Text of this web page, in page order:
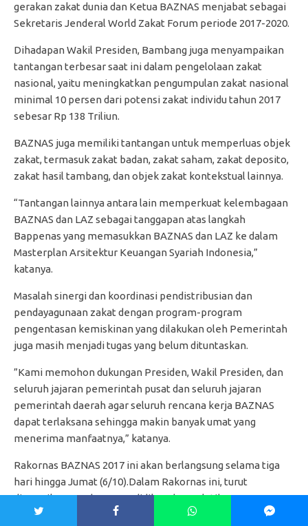
gerakan zakat dunia dan Ketua BAZNAS menjabat sebagai
Sekretaris Jenderal World Zakat Forum periode 2017-2020.
Dihadapan Wakil Presiden, Bambang juga menyampaikan
tantangan terbesar saat ini dalam pengelolaan zakat
nasional, yaitu meningkatkan pengumpulan zakat nasional
minimal 10 persen dari potensi zakat individu tahun 2017
sebesar Rp 138 Triliun.
BAZNAS juga memiliki tantangan untuk memperluas objek
zakat, termasuk zakat badan, zakat saham, zakat deposito,
zakat hasil tambang, dan objek zakat kontekstual lainnya.
“Tantangan lainnya antara lain memperkuat kelembagaan
BAZNAS dan LAZ sebagai tanggapan atas langkah
Bappenas yang memasukkan BAZNAS dan LAZ ke dalam
Masterplan Arsitektur Keuangan Syariah Indonesia,”
katanya.
Masalah sinergi dan koordinasi pendistribusian dan
pendayagunaan zakat dengan program-program
pengentasan kemiskinan yang dilakukan oleh Pemerintah
juga masih menjadi tugas yang belum dituntaskan.
”Kami memohon dukungan Presiden, Wakil Presiden, dan
seluruh jajaran pemerintah pusat dan seluruh jajaran
pemerintah daerah agar seluruh rencana kerja BAZNAS
dapat terlaksana sehingga makin banyak umat yang
menerima manfaatnya,” katanya.
Rakornas BAZNAS 2017 ini akan berlangsung selama tiga
hari hingga Jumat (6/10).Dalam Rakornas ini, turut
diresmikan Lembaga Pendidikan dan Pelatihan BAZNAS
dan Lembaga Sertifikasi Profesi BAZNAS oleh Menteri